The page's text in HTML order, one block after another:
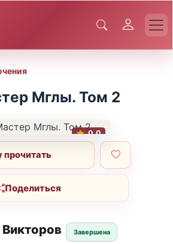
Мглы. Том 2
0.0
прочитать
Поделиться
Завершена